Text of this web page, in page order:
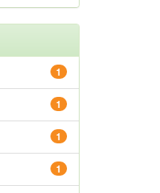
1
1
1
1